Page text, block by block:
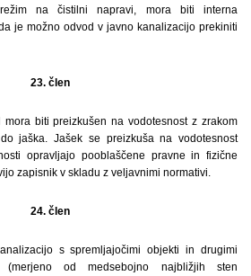
na čistilni napravi, mora biti interna
je možno odvod v javno kanalizacijo prekiniti
23. člen
biti preizkušen na vodotesnost z zrakom
jaška. Jašek se preizkuša na vodotesnost
opravljajo pooblaščene pravne in fizične
zapisnik v skladu z veljavnimi normativi.
24. člen
s spremljajočimi objekti in drugimi
(merjeno od medsebojno najbližjih sten